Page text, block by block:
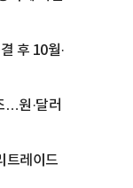
후 10월·
…원·달러
트레이드